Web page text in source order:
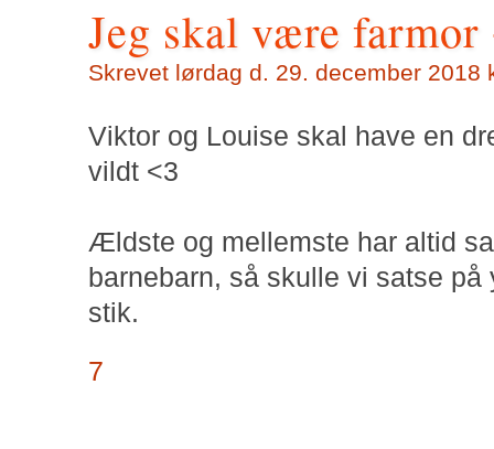
Jeg skal være farmor
Skrevet lørdag d. 29. december 2018
Viktor og Louise skal have en
vildt <3
Ældste og mellemste har altid
barnebarn, så skulle vi satse
stik.
7